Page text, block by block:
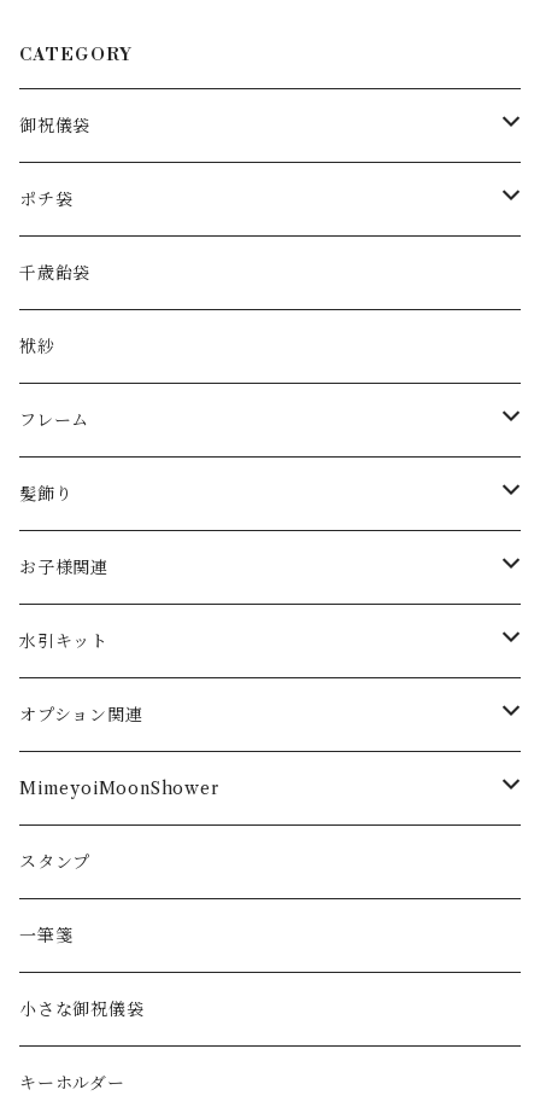
CATEGORY
御祝儀袋
花の御祝儀袋
手染め水引
和紙
handkerchief
大きなサイズ
季節
春
夏
シーン
長寿のお祝い向け
ご出産
ポチ袋
お正月
花のポチ袋
アルコールインクアート
ダブルガーゼ
手染め水引
翡翠
千歳飴袋
袱紗
フレーム
お正月
節句飾り
季節
髪飾り
クリップ
お子様関連
お食い初め
髪留め
水引キット
御祝儀袋作成
オプション関連
表書き
内袋
MimeyoiMoonShower
ピアス
イヤリング
ヘアアクセサリー
ノンホールピアス
スタンプ
一筆箋
小さな御祝儀袋
キーホルダー